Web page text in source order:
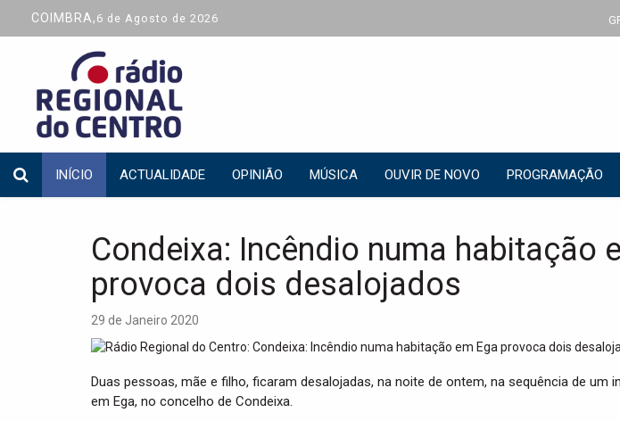
COIMBRA, 6 de Agosto de 2026
INÍCIO ACTUALIDADE OPINIÃO MÚSICA OUVIR DE NOVO PROGRAMAÇÃO
Condeixa: Incêndio numa habitação
provoca dois desalojados
29 de Janeiro 2020
Duas pessoas, mãe e filho, ficaram desalojadas, na noite de ontem, na sequência de um
em Ega, no concelho de Condeixa.